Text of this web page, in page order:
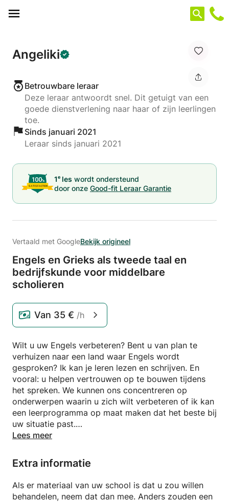
Angeliki
Betrouwbare leraar
Deze leraar antwoordt snel. Dit getuigt van een
goede dienstverlening naar haar of zijn leerlingen
toe.
Sinds januari 2021
Leraar sinds januari 2021
1e les wordt ondersteund
door onze Good-fit Leraar Garantie
Vertaald met GoogleBekijk origineel
Engels en Grieks als tweede taal en
bedrijfskunde voor middelbare
scholieren
Van 35 € /h
Wilt u uw Engels verbeteren? Bent u van plan te
verhuizen naar een land waar Engels wordt
gesproken? Ik kan je leren lezen en schrijven. En
vooral: u helpen vertrouwen op te bouwen tijdens
het spreken. We kunnen ons concentreren op
onderwerpen waarin u zich wilt verbeteren of ik kan
een leerprogramma op maat maken dat het beste bij
uw situatie past.
onderwerpen willen verbeteren, laat mij u helpen. Ik
heb zelf een bedrijfskundige bachelor I en heb
bedrijfskunde gestudeerd in zowel IGCSE als IB.
Laat me je helpen je cijfers te verbeteren.
Lees meer
Extra informatie
Als er materiaal van uw school is dat u zou willen
behandelen, neem dat dan mee. Anders zouden een